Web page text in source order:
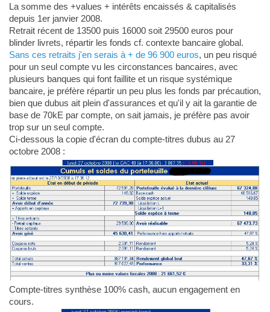
La somme des +values + intérêts encaissés & capitalisés
depuis 1er janvier 2008.
Retrait récent de 13500 puis 16000 soit 29500 euros pour
blinder livrets, répartir les fonds cf. contexte bancaire global.
Sans ces retraits j'en serais à + de 96 900 euros, un peu risqué
pour un seul compte vu les circonstances bancaires, avec
plusieurs banques qui font faillite et un risque systémique
bancaire, je préfère répartir un peu plus les fonds par précaution,
bien que dubus ait plein d'assurances et qu'il y ait la garantie de
base de 70kE par compte, on sait jamais, je préfère pas avoir
trop sur un seul compte.
Ci-dessous la copie d'écran du compte-titres dubus au 27
octobre 2008 :
Compte-titres synthèse 100% cash, aucun engagement en
cours.